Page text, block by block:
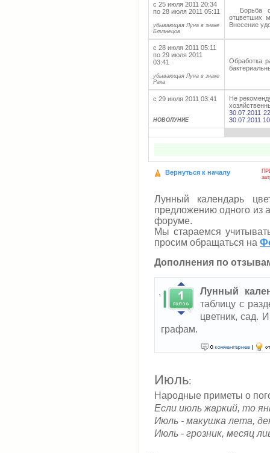
с 25 июля 2011 20:34
по 28 июля 2011 05:11
убывающая Луна в знаке
Близнецов
Борьба с
отцветших
Внесение
с 28 июля 2011 05:11
по 29 июля 2011
03:41
убывающая Луна в знаке
Рака
Обработка
с 29 июля 2011 03:41
НОВОЛУНИЕ
Не
30.07.2011
30.07.2011
Вернуться к началу
Лунный календарь
предложению одного из
форуме.
Мы стараемся
просим обращаться на
Дополнения по
Лунный
таблицу с
цветник, сад.
графам.
Июль:
Народные приметы о
Если июль жаркий, то
Июль - макушка лета,
Июль - грозник, месяц